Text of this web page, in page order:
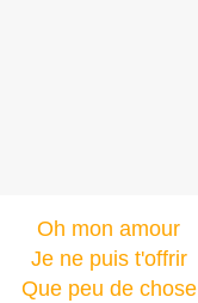
Oh mon amour
Je ne puis t'offrir
Que peu de chose